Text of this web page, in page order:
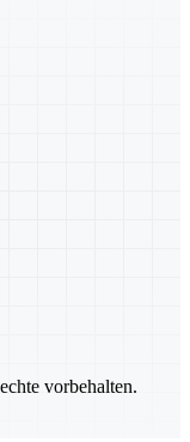
vorbehalten.